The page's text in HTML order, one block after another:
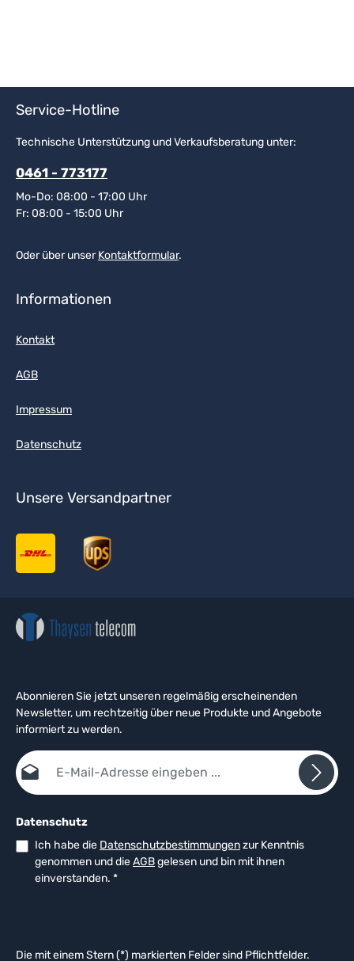
Service-Hotline
Technische Unterstützung und Verkaufsberatung unter:
0461 - 773177
Mo-Do: 08:00 - 17:00 Uhr
Fr: 08:00 - 15:00 Uhr
Oder über unserKontaktformular.
Informationen
Kontakt
AGB
Impressum
Datenschutz
Unsere Versandpartner
Abonnieren Sie jetzt unseren regelmäßig erscheinenden
Newsletter, um rechtzeitig über neue Produkte und Angebote
informiert zu werden.
E-Mail-Adresse*
Datenschutz
Ich habe die Datenschutzbestimmungenzur Kenntnis
genommen und dieAGBgelesen und bin mit ihnen
einverstanden. *
Die mit einem Stern (*) markierten Felder sind Pflichtfelder.